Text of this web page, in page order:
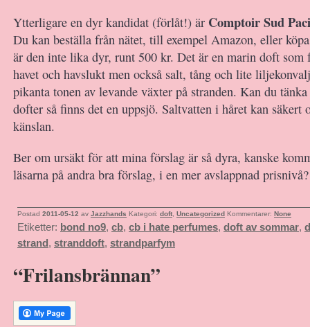
Ytterligare en dyr kandidat (förlåt!) är Comptoir Sud
Du kan beställa från nätet, till exempel Amazon, eller
är den inte lika dyr, runt 500 kr. Det är en marin doft som
havet och havslukt men också salt, tång och lite
pikanta tonen av levande växter på stranden. Kan du
dofter så finns det en uppsjö. Saltvatten i håret kan säkert
känslan.
Ber om ursäkt för att mina förslag är så dyra, kanske
läsarna på andra bra förslag, i en mer avslappnad prisnivå?
Postad 2011-05-12 av Jazzhands Kategori: doft Uncategorized Kommentarer: None
Etiketter: bond no9, cb, cb i hate perfumes, doft av sommar,
strand , stranddoft, strandparfym
“Frilansbrännan”